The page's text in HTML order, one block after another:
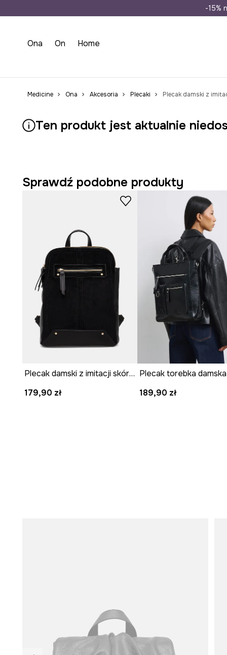
Wysyłka
-15%
Ona On Home
Medicine Ona Akcesoria Plecaki Plecak damski z
Ten produkt jest aktualnie
Sprawdź podobne produkty
Plecak damski z imitacji skóry i imitacji zamszu
179,90 zł
189,90 zł